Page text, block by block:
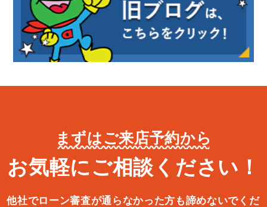
まずはご来店予約から
お気軽にご相談ください！
他社でローン審査が通らなかった方も諦めないでくだ